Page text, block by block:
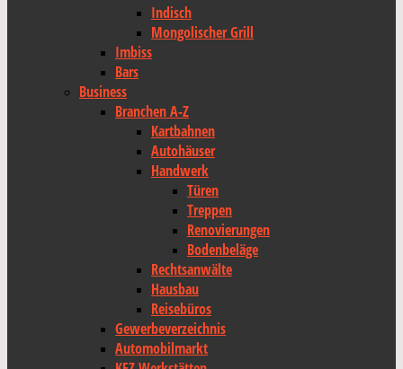
Indisch
Mongolischer Grill
Imbiss
Bars
Business
Branchen A-Z
Kartbahnen
Autohäuser
Handwerk
Türen
Treppen
Renovierungen
Bodenbeläge
Rechtsanwälte
Hausbau
Reisebüros
Gewerbeverzeichnis
Automobilmarkt